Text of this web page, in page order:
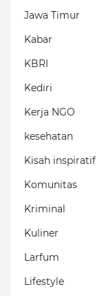
Jawa Timur
Kabar
KBRI
Kediri
Kerja NGO
kesehatan
Kisah inspiratif
Komunitas
Kriminal
Kuliner
Larfum
Lifestyle